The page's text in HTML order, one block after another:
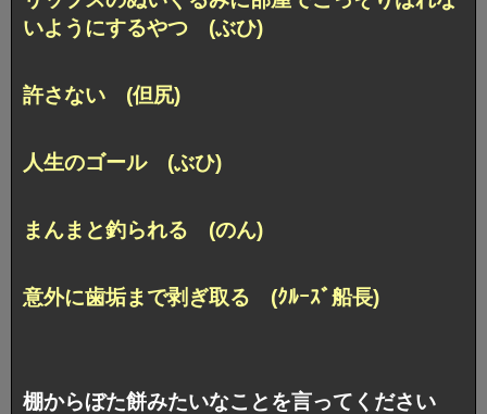
いようにするやつ (ぶひ)
許さない (但尻)
人生のゴール (ぶひ)
まんまと釣られる (のん)
意外に歯垢まで剥ぎ取る (ｸﾙｰｽﾞ船長)
棚からぼた餅みたいなことを言ってください